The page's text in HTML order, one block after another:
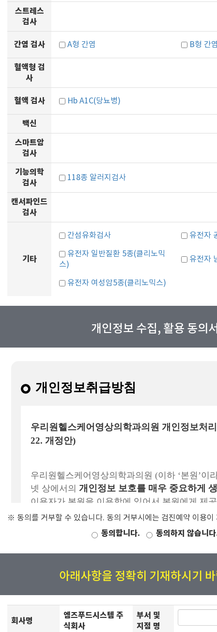
스트레스
검사
간염 검사 A형 간염 B형 간
혈액형 검
사
혈액 검사 Hb A1C(당뇨병)
백신
스마트암
검사
기능의학
검사
118종 알러지검사
캔서파인드
검사
기타
간섬유화검사 유전자
유전자 일반질환 5종(클리노믹
스)
유전자
유전자 여성암5종(클리노믹스)
개인정보 수집, 활용 동의
※ 동의를 거부할 수 있습니다. 동의 거부시에는 검진예약 이용이
동의합니다. 동의하지 않습니
아래사항을 정확히 기재하시기
회사명
엠즈푸드시스템 주
식회사
부서 및
지점 명